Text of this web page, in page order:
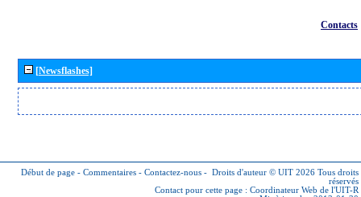
Contacts
[Newsflashes]
Début de page - Commentaires - Contactez-nous - Droits d'auteur © UIT 2026 Tous droits
réservés
Contact pour cette page : Coordinateur Web de l'UIT-R